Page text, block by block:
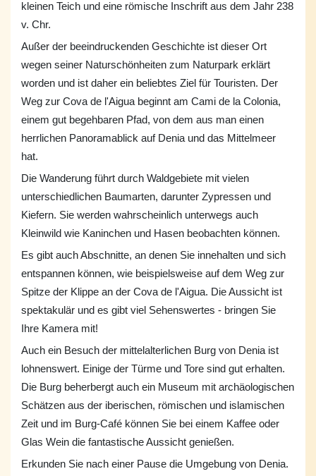
kleinen Teich und eine römische Inschrift aus dem Jahr 238
v. Chr.
Außer der beeindruckenden Geschichte ist dieser Ort
wegen seiner Naturschönheiten zum Naturpark erklärt
worden und ist daher ein beliebtes Ziel für Touristen. Der
Weg zur Cova de l'Aigua beginnt am Cami de la Colonia,
einem gut begehbaren Pfad, von dem aus man einen
herrlichen Panoramablick auf Denia und das Mittelmeer
hat.
Die Wanderung führt durch Waldgebiete mit vielen
unterschiedlichen Baumarten, darunter Zypressen und
Kiefern. Sie werden wahrscheinlich unterwegs auch
Kleinwild wie Kaninchen und Hasen beobachten können.
Es gibt auch Abschnitte, an denen Sie innehalten und sich
entspannen können, wie beispielsweise auf dem Weg zur
Spitze der Klippe an der Cova de l'Aigua. Die Aussicht ist
spektakulär und es gibt viel Sehenswertes - bringen Sie
Ihre Kamera mit!
Auch ein Besuch der mittelalterlichen Burg von Denia ist
lohnenswert. Einige der Türme und Tore sind gut erhalten.
Die Burg beherbergt auch ein Museum mit archäologischen
Schätzen aus der iberischen, römischen und islamischen
Zeit und im Burg-Café können Sie bei einem Kaffee oder
Glas Wein die fantastische Aussicht genießen.
Erkunden Sie nach einer Pause die Umgebung von Denia.